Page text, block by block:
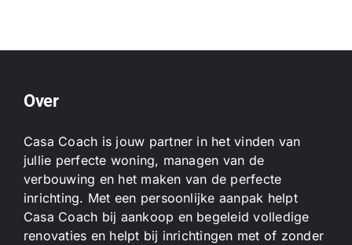
Over
Casa Coach is jouw partner in het vinden van
jullie perfecte woning, managen van de
verbouwing en het maken van de perfecte
inrichting. Met een persoonlijke aanpak helpt
Casa Coach bij aankoop en begeleid volledige
renovaties en helpt bij inrichtingen met of zonder